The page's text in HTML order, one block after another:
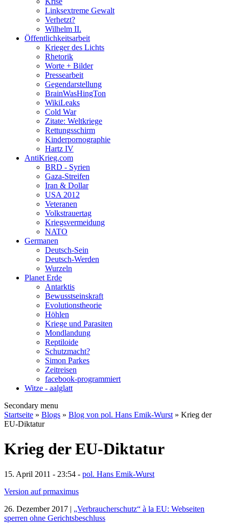
Linksextreme Gewalt
Verhetzt?
Wilhelm II.
Öffentlichkeitsarbeit
Krieger des Lichts
Rhetorik
Worte + Bilder
Pressearbeit
Gegendarstellung
BrainWasHingTon
WikiLeaks
Cold War
Zitate: Weltkriege
Rettungsschirm
Kinderpornographie
Hartz IV
AntiKrieg.com
BRD - Syrien
Gaza-Streifen
Iran & Dollar
USA 2012
Veteranen
Volkstrauertag
Kriegsvermeidung
NATO
Germanen
Deutsch-Sein
Deutsch-Werden
Wurzeln
Planet Erde
Antarktis
Bewusstseinskraft
Evolutionstheorie
Höhlen
Kriege und Parasiten
Mondlandung
Reptiloide
Schutzmacht?
Simon Parkes
Zeitreisen
facebook-programmiert
Witze - aalglatt
Secondary menu
Startseite » Blogs » Blog von pol. Hans Emik-Wurst » Krieg der
EU-Diktatur
Krieg der EU-Diktatur
15. April 2011 - 23:54 - pol. Hans Emik-Wurst
Version auf prmaximus
26. Dezember 2017 | „Verbraucherschutz“ à la EU: Webseiten
sperren ohne Gerichtsbeschluss